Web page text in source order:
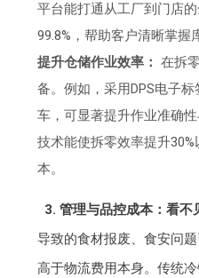
平台能打通从工厂到门店
99.8%，帮助客户清晰掌握
提升仓储作业效率： 在拆
备。例如，采用DPS电子
车，可显著提升作业准确
技术能使拆零效率提升
本。
3. 管理与品控成本：看不
导致的食材报废、食安问
高于物流费用本身。传统